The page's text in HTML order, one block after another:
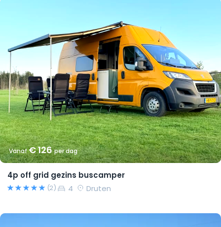
Vanaf€ 126per dag
4p off grid gezins buscamper
(2) 4 Druten